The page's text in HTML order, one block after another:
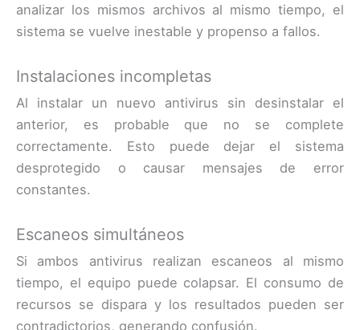
analizar los mismos archivos al mismo tiempo, el
sistema se vuelve inestable y propenso a fallos.
Instalaciones incompletas
Al instalar un nuevo antivirus sin desinstalar el
anterior, es probable que no se complete
correctamente. Esto puede dejar el sistema
desprotegido o causar mensajes de error
constantes.
Escaneos simultáneos
Si ambos antivirus realizan escaneos al mismo
tiempo, el equipo puede colapsar. El consumo de
recursos se dispara y los resultados pueden ser
contradictorios, generando confusión.